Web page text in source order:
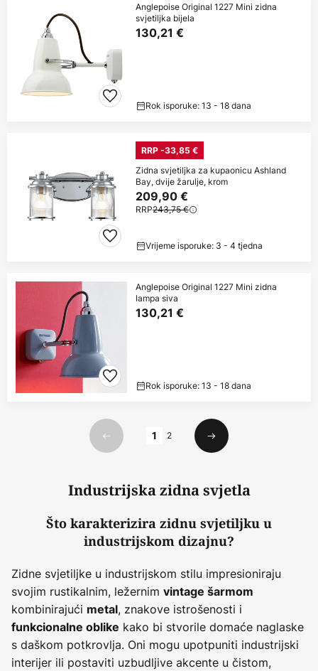
Anglepoise Original 1227 Mini zidna
svjetiljka bijela
130,21 €
Rok isporuke: 13 - 18 dana
RRP -33,85 €
Zidna svjetiljka za kupaonicu Ashland
Bay, dvije žarulje, krom
209,90 €
RRP243,75 €
Vrijeme isporuke: 3 - 4 tjedna
Anglepoise Original 1227 Mini zidna
lampa siva
130,21 €
Rok isporuke: 13 - 18 dana
Prethodno
1 2
Sljedeći
Industrijska zidna svjetla
Što karakterizira zidnu svjetiljku u
industrijskom dizajnu?
Zidne svjetiljke u industrijskom stilu impresioniraju
svojim rustikalnim, ležernim vintage šarmom
kombinirajući metal, znakove istrošenosti i
funkcionalne oblike kako bi stvorile domaće naglaske
s daškom potkrovlja. Oni mogu upotpuniti industrijski
interijer ili postaviti uzbudljive akcente u čistom,